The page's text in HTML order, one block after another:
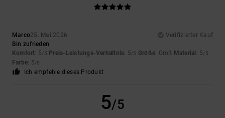
Marco25. Mai 2026
Verifizierter Kauf
Bin zufrieden
Komfort: 5/5 Preis-Leistungs-Verhältnis: 5/5 Größe: Groß Material : 5/5
Farbe: 5/5
Ich empfehle dieses Produkt
5/5